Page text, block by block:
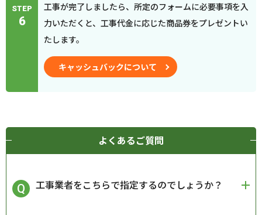
STEP
6
工事が完了しましたら、所定のフォームに必要事項を入
力いただくと、工事代金に応じた商品券をプレゼントい
たします。
キャッシュバックについて
よくあるご質問
工事業者をこちらで指定するのでしょうか？